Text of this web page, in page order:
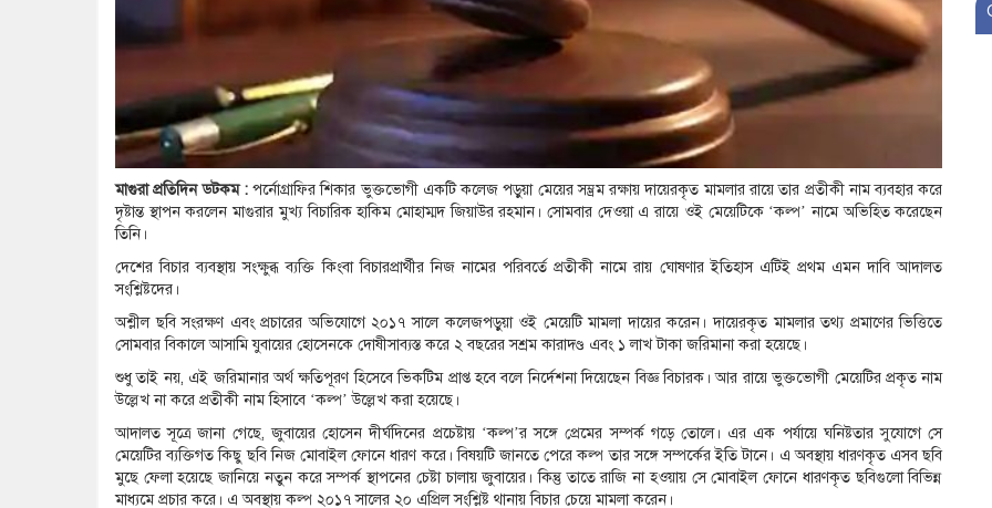
মাগুরা প্রতিদিন ডটকম :পর্নোগ্রাফির শিকার ভুক্তভোগী একটি কলেজ পড়ুয়া মেয়ের সম্ভ্রম রক্ষায় দায়েরকৃত মামলার রায়ে তার প্রতীকী নাম ব্যবহার করে
দৃষ্টান্ত স্থাপন করলেন মাগুরার মুখ্য বিচারিক হাকিম মোহাম্মদ জিয়াউর রহমান। সোমবার দেওয়া এ রায়ে ওই মেয়েটিকে ‘কল্প’ নামে অভিহিত করেছেন
তিনি।
দেশের বিচার ব্যবস্থায় সংক্ষুব্ধ ব্যক্তি কিংবা বিচারপ্রার্থীর নিজ নামের পরিবর্তে প্রতীকী নামে রায় ঘোষণার ইতিহাস এটিই প্রথম এমন দাবি আদালত
সংশ্লিষ্টদের।
অশ্লীল ছবি সংরক্ষণ এবং প্রচারের অভিযোগে ২০১৭ সালে কলেজপড়ুয়া ওই মেয়েটি মামলা দায়ের করেন। দায়েরকৃত মামলার তথ্য প্রমাণের ভিত্তিতে
সোমবার বিকালে আসামি যুবায়ের হোসেনকে দোষীসাব্যস্ত করে ২ বছরের সশ্রম কারাদণ্ড এবং ১ লাখ টাকা জরিমানা করা হয়েছে।
শুধু তাই নয়, এই জরিমানার অর্থ ক্ষতিপূরণ হিসেবে ভিকটিম প্রাপ্ত হবে বলে নির্দেশনা দিয়েছেন বিজ্ঞ বিচারক। আর রায়ে ভুক্তভোগী মেয়েটির প্রকৃত নাম
উল্লেখ না করে প্রতীকী নাম হিসাবে ‘কল্প’ উল্লেখ করা হয়েছে।
আদালত সূত্রে জানা গেছে, জুবায়ের হোসেন দীর্ঘদিনের প্রচেষ্টায় ‘কল্প’র সঙ্গে প্রেমের সম্পর্ক গড়ে তোলে। এর এক পর্যায়ে ঘনিষ্টতার সুযোগে সে
মেয়েটির ব্যক্তিগত কিছু ছবি নিজ মোবাইল ফোনে ধারণ করে। বিষয়টি জানতে পেরে কল্প তার সঙ্গে সম্পর্কের ইতি টানে। এ অবস্থায় ধারণকৃত এসব ছবি
মুছে ফেলা হয়েছে জানিয়ে নতুন করে সম্পর্ক স্থাপনের চেষ্টা চালায় জুবায়ের। কিন্তু তাতে রাজি না হওয়ায় সে মোবাইল ফোনে ধারণকৃত ছবিগুলো বিভিন্ন
মাধ্যমে প্রচার করে। এ অবস্থায় কল্প ২০১৭ সালের ২০ এপ্রিল সংশ্লিষ্ট থানায় বিচার চেয়ে মামলা করেন।